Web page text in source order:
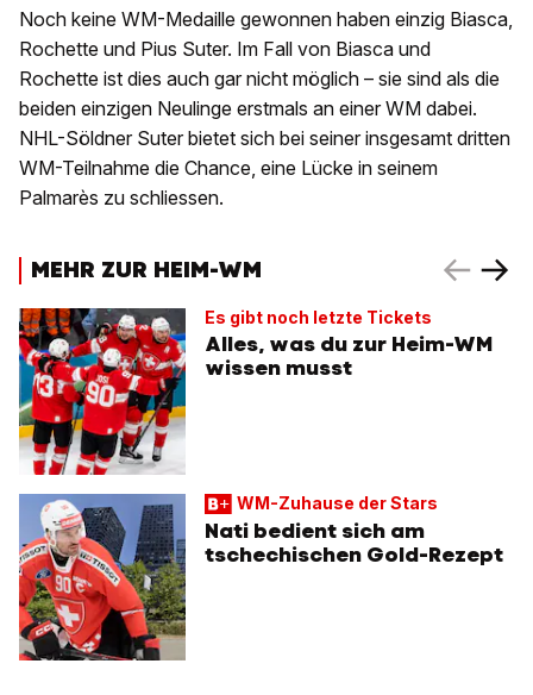
Noch keine WM-Medaille gewonnen haben einzig Biasca,
Rochette und Pius Suter. Im Fall von Biasca und
Rochette ist dies auch gar nicht möglich – sie sind als die
beiden einzigen Neulinge erstmals an einer WM dabei.
NHL-Söldner Suter bietet sich bei seiner insgesamt dritten
WM-Teilnahme die Chance, eine Lücke in seinem
Palmarès zu schliessen.
MEHR ZUR HEIM-WM
Es gibt noch letzte Tickets
Alles, was du zur Heim-WM
wissen musst
WM-Zuhause der Stars
Nati bedient sich am
tschechischen Gold-Rezept